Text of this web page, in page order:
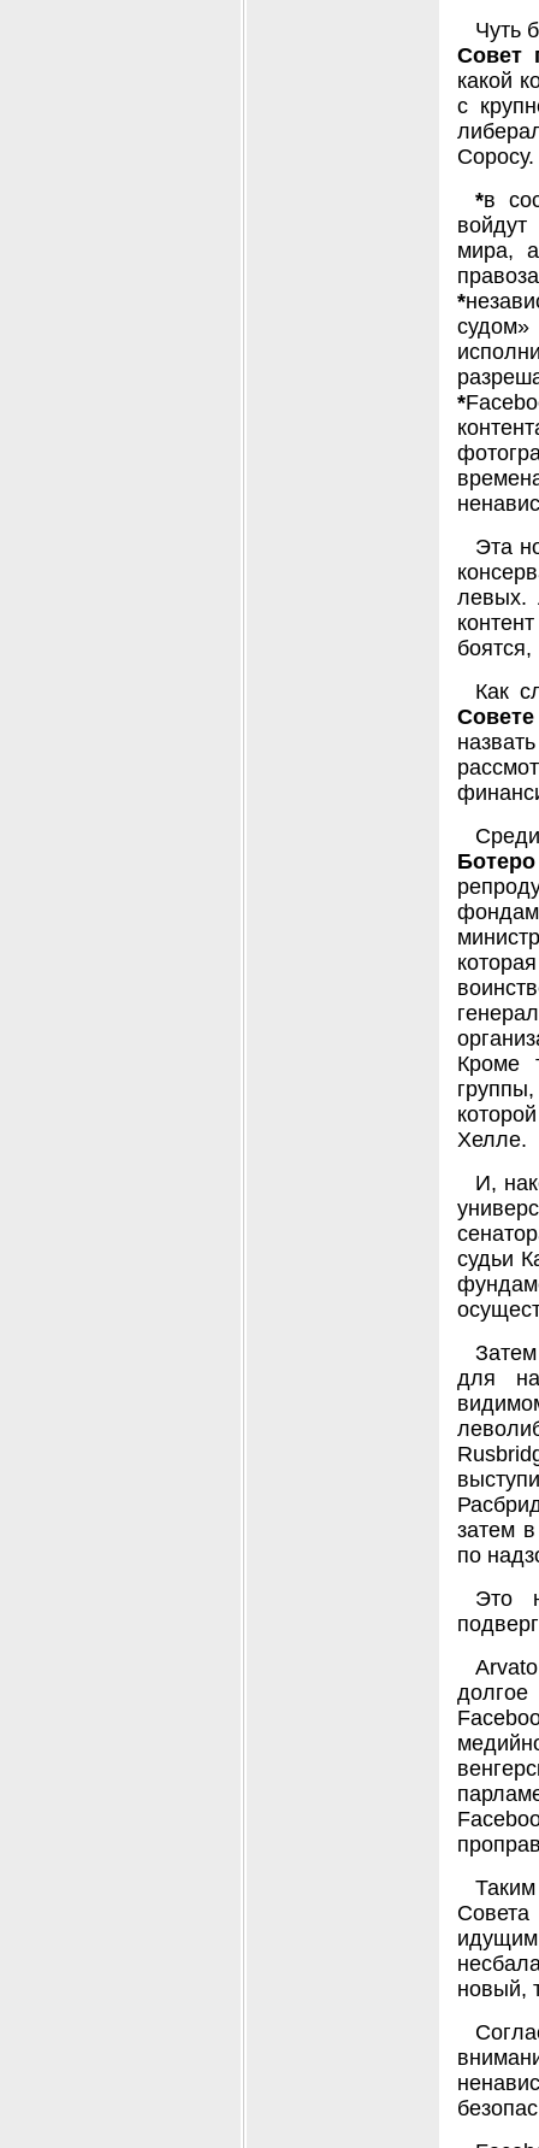
Чуть
Совет
какой
с
Соросу.
*в
мира,
*
*
Эта
левых.
Как
Кроме
Хелле.
И,
судьи
для
затем
по
Это
долгое
новый,